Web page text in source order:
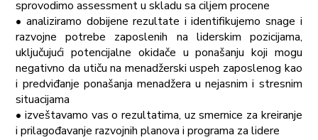
sprovodimo assessment u skladu sa ciljem procene
• analiziramo dobijene rezultate i identifikujemo snage i
razvojne potrebe zaposlenih na liderskim pozicijama,
uključujući potencijalne okidače u ponašanju koji mogu
negativno da utiču na menadžerski uspeh zaposlenog kao
i predviđanje ponašanja menadžera u nejasnim i stresnim
situacijama
• izveštavamo vas o rezultatima, uz smernice za kreiranje
i prilagođavanje razvojnih planova i programa za lidere